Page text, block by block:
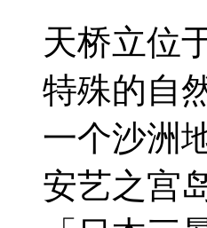
天桥立位
特殊的自
一个沙洲
安艺之宫